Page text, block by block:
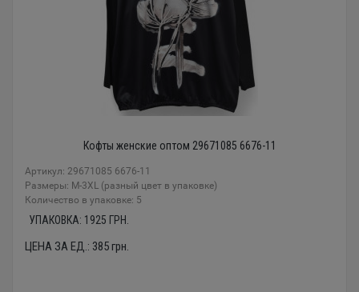
Кофты женские оптом 29671085 6676-11
Артикул: 29671085 6676-11
Размеры: М-3XL (разный цвет в упаковке)
Количество в упаковке: 5
УПАКОВКА: 1925 ГРН.
ЦЕНА ЗА ЕД.: 385грн.